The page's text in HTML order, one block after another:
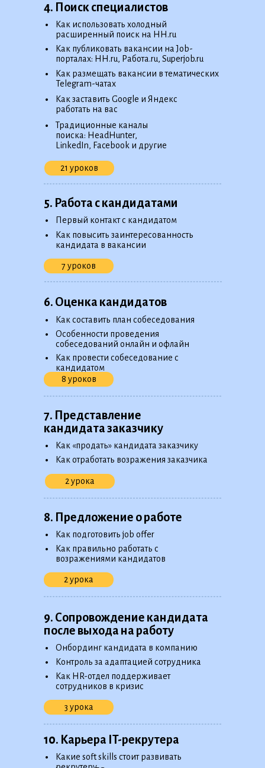
3 урока
2 урока
2 урока
8 уроков
7 уроков
21 уроков
6. Оценка кандидатов
Как составить план собеседования
•
Особенности проведения
собеседований онлайн и офлайн
•
Как провести собеседование с
кандидатом
•
5. Работа с кандидатами
Первый контакт с кандидатом
•
Как повысить заинтересованность
кандидата в вакансии
•
7. Представление
кандидата заказчику
Как «продать» кандидата заказчику
•
Как отработать возражения заказчика
•
8. Предложение о работе
Как подготовить job offer
•
Как правильно работать с
возражениями кандидатов
•
Традиционные каналы
поиска: HeadHunter,
LinkedIn, Facebook и другие
•
9. Сопровождение кандидата
после выхода на работу
Онбординг кандидата в компанию
•
Контроль за адаптацией сотрудника
•
10. Карьера IT-рекрутера
Какие soft skills стоит развивать
•
4. Поиск специалистов
Как использовать холодный
расширенный поиск на HH.ru
•
Как публиковать вакансии на Job-
порталах: HH.ru, Работа.ru, Superjob.ru
•
Как размещать вакансии в тематических
Telegram-чатах
•
Как заставить Google и Яндекс
работать на вас
•
Как HR-отдел поддерживает
сотрудников в кризис
•